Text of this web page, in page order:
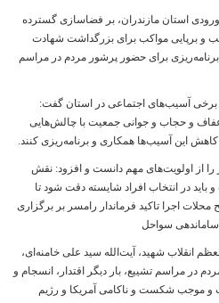
ورودی استان مازندران، بر فضاسازی گسترده
و برپایی مواکب برای بزرگداشت شهادت
برنامه‌ریزی برای حضور پرشور مردم در مراسم
برخی آسیب‌های اجتماعی در استان گفت:
و حجاب و جوانی جمعیت با چالش‌هایی
این آسیب‌ها همکاری و برنامه‌ریزی کنند.
از اولویت‌های مهم دانست و افزود: نقش
در انتخاب افراد شایسته دقت شود تا
اجرا تاکید فرماندار رامسر بر برگزاری
سواحل
انقلاب شهید، آیت‌الله سید علی خامنه‌ای،
در مراسم تشییع، بار دیگر اقتدار، انسجام و
و موجب شکست و ناکامی آمریکا و رژیم